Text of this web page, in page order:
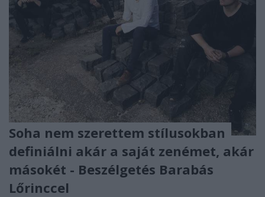
Soha nem szerettem stílusokban
definiálni akár a saját zenémet, akár
másokét - Beszélgetés Barabás
Lőrinccel